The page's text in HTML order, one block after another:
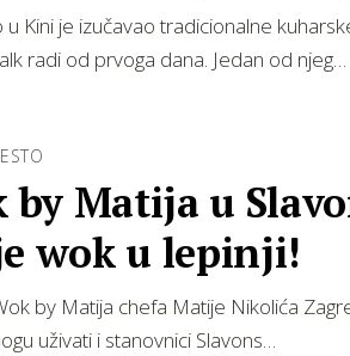
u Kini je izučavao tradicionalne
radi od prvoga dana. Jedan od njeg…
by Matija u
wok u lepinji!
by Matija chefa Matije Nikolića
uživati i stanovnici Slavons…